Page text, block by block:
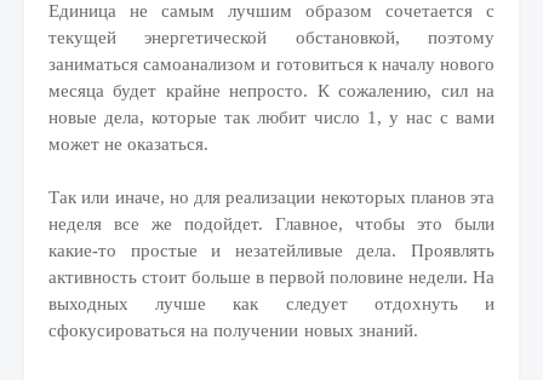
Единица не самым лучшим образом сочетается с
текущей энергетической обстановкой, поэтому
заниматься самоанализом и готовиться к началу нового
месяца будет крайне непросто. К сожалению, сил на
новые дела, которые так любит число 1, у нас с вами
может не оказаться.
Так или иначе, но для реализации некоторых планов эта
неделя все же подойдет. Главное, чтобы это были
какие-то простые и незатейливые дела. Проявлять
активность стоит больше в первой половине недели. На
выходных лучше как следует отдохнуть и
сфокусироваться на получении новых знаний.